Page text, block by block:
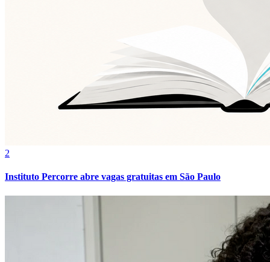
2
Instituto Percorre abre vagas gratuitas em São Paulo